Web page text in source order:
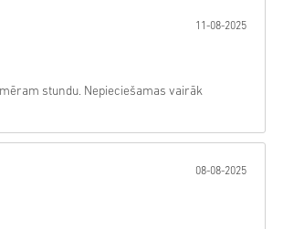
11-08-2025
stundu. Nepieciešamas vairāk
08-08-2025